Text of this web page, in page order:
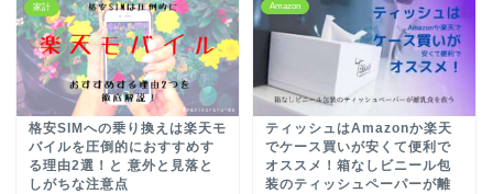
家計
格安SIMへの乗り換えは楽天モ
バイルを圧倒的におすすめす
る理由2選！と 意外と見落と
しがちな注意点
Amazon
ティッシュはAmazonか楽天
でケース買いが安くて便利で
オススメ！箱なしビニール包
装のティッシュペーパーが離